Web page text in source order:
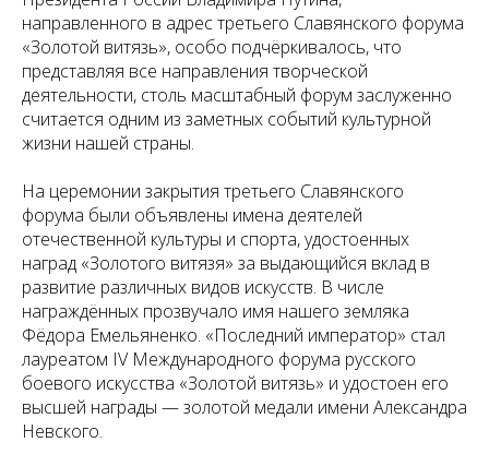
направленного в адрес третьего Славянского форума
«Золотой витязь», особо подчёркивалось, что
представляя все направления творческой
деятельности, столь масштабный форум заслуженно
считается одним из заметных событий культурной
жизни нашей страны.
На церемонии закрытия третьего Славянского
форума были объявлены имена деятелей
отечественной культуры и спорта, удостоенных
наград «Золотого витязя» за выдающийся вклад в
развитие различных видов искусств. В числе
награждённых прозвучало имя нашего земляка
Фёдора Емельяненко. «Последний император» стал
лауреатом IV Международного форума русского
боевого искусства «Золотой витязь» и удостоен его
высшей награды — золотой медали имени Александра
Невского.